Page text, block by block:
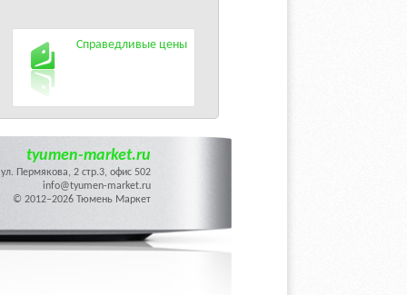
Справедливые цены
tyumen-market.ru
ул. Пермякова, 2 стр.3, офис 502
info@tyumen-market.ru
© 2012–2026 Тюмень Маркет